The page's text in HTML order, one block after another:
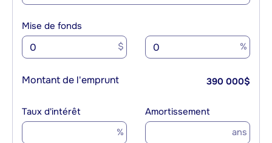
Mise de fonds
$ %
Montant de l'emprunt 390 000$
Taux d'intérêt
%
Amortissement
ans